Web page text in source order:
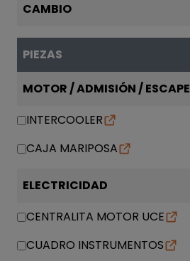
CAMBIO
PIEZAS
MOTOR / ADMISIÓN / ESCAPE
INTERCOOLER
CAJA MARIPOSA
ELECTRICIDAD
CENTRALITA MOTOR UCE
CUADRO INSTRUMENTOS